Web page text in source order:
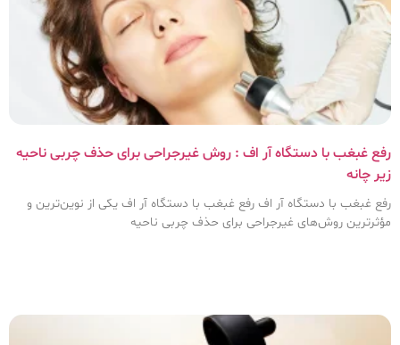
رفع غبغب با دستگاه آر اف : روش غیرجراحی برای حذف چربی ناحیه
زیر چانه
رفع غبغب با دستگاه آر اف رفع غبغب با دستگاه آر اف یکی از نوین‌ترین و
مؤثرترین روش‌های غیرجراحی برای حذف چربی ناحیه